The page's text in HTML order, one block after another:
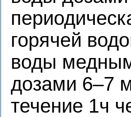
горячей
воды
дозами 6–7
течение 1ч